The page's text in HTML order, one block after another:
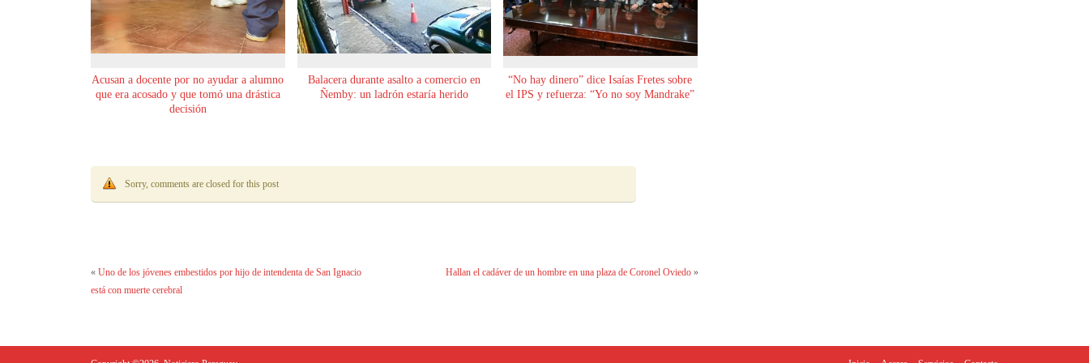
Acusan a docente por no ayudar a alumno
que era acosado y que tomó una drástica
decisión
Balacera durante asalto a comercio en
Ñemby: un ladrón estaría herido
“No hay dinero” dice Isaías Fretes sobre
el IPS y refuerza: “Yo no soy Mandrake”
Sorry, comments are closed for this post
« Uno de los jóvenes embestidos por hijo de intendenta de San Ignacio
está con muerte cerebral
Hallan el cadáver de un hombre en una plaza de Coronel Oviedo»